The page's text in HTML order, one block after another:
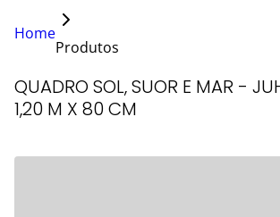
Home
Produtos
QUADRO SOL, SUOR E MAR -
1,20 M X 80 CM